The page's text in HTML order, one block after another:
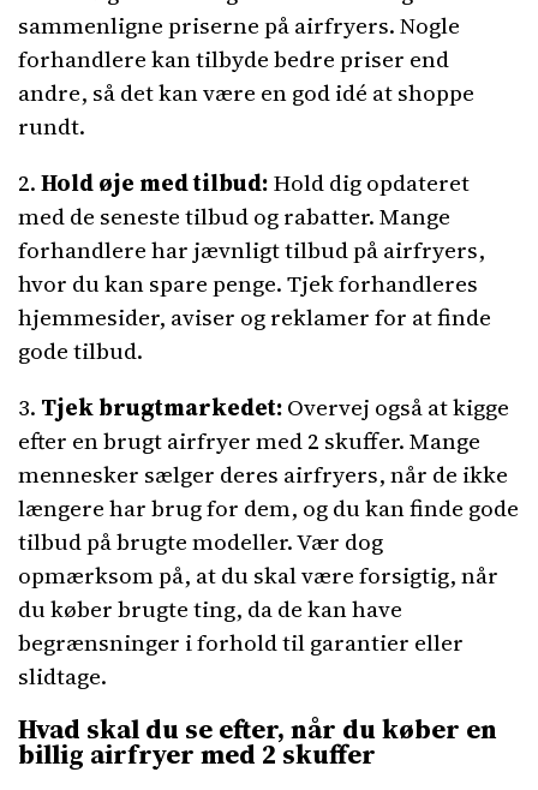
sammenligne priserne på airfryers. Nogle
forhandlere kan tilbyde bedre priser end
andre, så det kan være en god idé at shoppe
rundt.
2.Hold øje med tilbud:Hold dig opdateret
med de seneste tilbud og rabatter. Mange
forhandlere har jævnligt tilbud på airfryers,
hvor du kan spare penge. Tjek forhandleres
hjemmesider, aviser og reklamer for at finde
gode tilbud.
3. Tjek brugtmarkedet:Overvej også at kigge
efter en brugt airfryer med 2 skuffer. Mange
mennesker sælger deres airfryers, når de ikke
længere har brug for dem, og du kan finde gode
tilbud på brugte modeller. Vær dog
opmærksom på, at du skal være forsigtig, når
du køber brugte ting, da de kan have
begrænsninger i forhold til garantier eller
slidtage.
Hvad skal du se efter, når du køber en
billig airfryer med 2 skuffer